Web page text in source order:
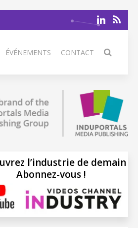
ÉVÉNEMENTS CONTACT
l’industrie de demain
Abonnez-vous !